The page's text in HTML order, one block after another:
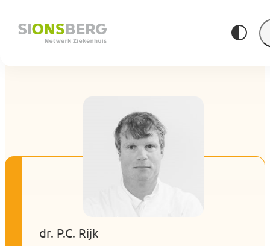
dr. P.C. Rijk